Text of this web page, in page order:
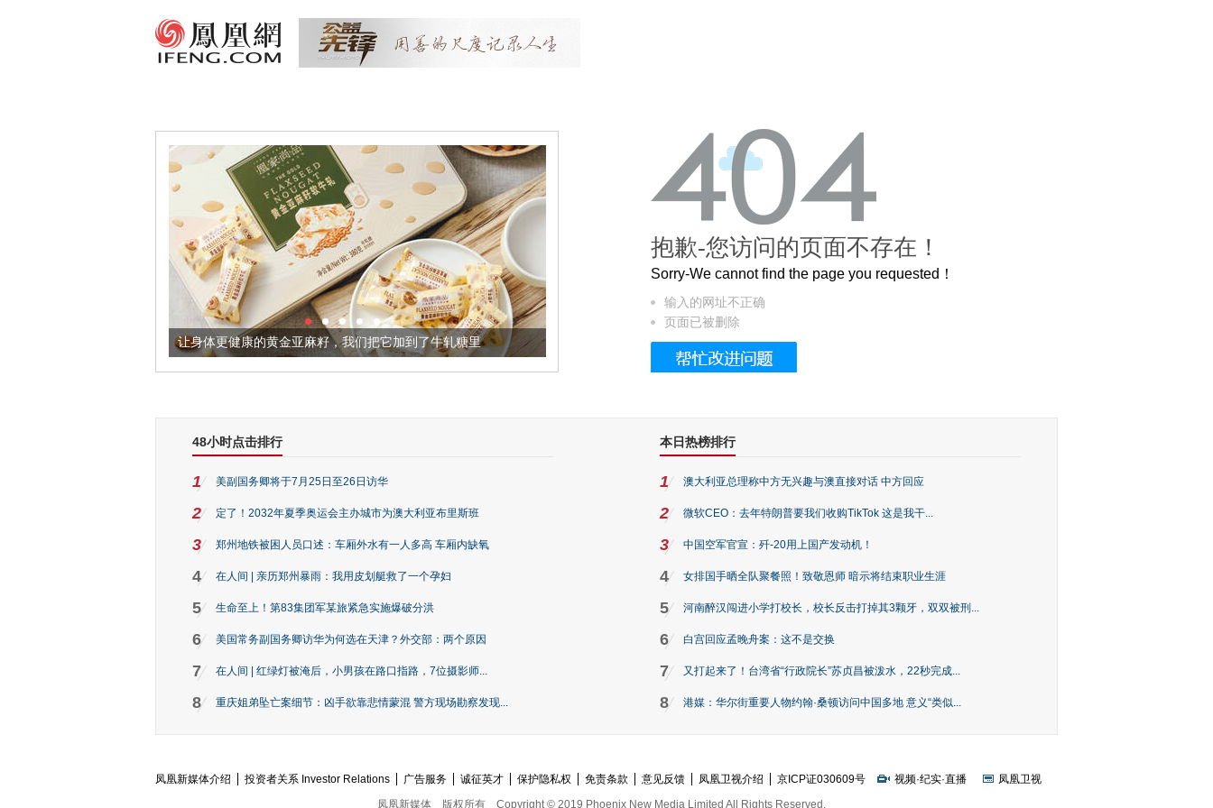
让身体更健康的黄金亚麻籽，我们把它加到了牛轧糖里 被列入佛家七宝的它到底有多美？
抱歉-您访问的页面不存在！
Sorry-We cannot find the page you requested！
输入的网址不正确
页面已被删除
48小时点击排行
1 美副国务卿将于7月25日至26日访华
2 定了！2032年夏季奥运会主办城市为澳大利亚布里斯班
3 郑州地铁被困人员口述：车厢外水有一人多高 车厢内缺氧
4 在人间 | 亲历郑州暴雨：我用皮划艇救了一个孕妇
5 生命至上！第83集团军某旅紧急实施爆破分洪
6 美国常务副国务卿访华为何选在天津？外交部：两个原因
7 在人间 | 红绿灯被淹后，小男孩在路口指路，7位摄影师...
8 重庆姐弟坠亡案细节：凶手欲靠悲情蒙混 警方现场勘察发现...
本日热榜排行
1 澳大利亚总理称中方无兴趣与澳直接对话 中方回应
2 微软CEO：去年特朗普要我们收购TikTok 这是我干...
3 中国空军官宣：歼-20用上国产发动机！
4 女排国手晒全队聚餐照！致敬恩师 暗示将结束职业生涯
5 河南醉汉闯进小学打校长，校长反击打掉其3颗牙，双双被刑...
6 白宫回应孟晚舟案：这不是交换
7 又打起来了！台湾省“行政院长”苏贞昌被泼水，22秒完成...
8 港媒：华尔街重要人物约翰·桑顿访问中国多地 意义“类似...
凤凰新媒体介绍 投资者关系 Investor Relations 广告服务 诚征英才 保护隐私权 免责条款 意见反馈 凤凰卫视介绍 京ICP证030609号 视频·纪实·直播
凤凰卫视
凤凰新媒体
版权所有 Copyright © 2019 Phoenix New Media Limited All Rights Reserved.